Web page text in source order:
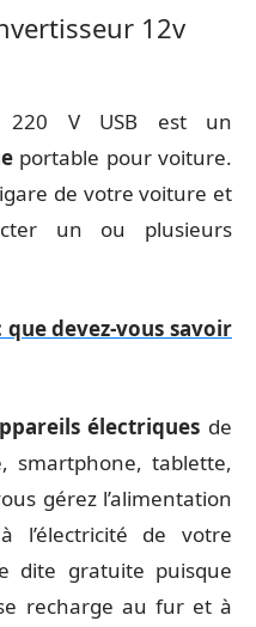
12v
220 V USB est un
portable pour voiture.
de votre voiture et
un ou plusieurs
devez-vous savoir
électriques de
smartphone, tablette,
gérez l’alimentation
l’électricité de votre
dite gratuite puisque
recharge au fur et à